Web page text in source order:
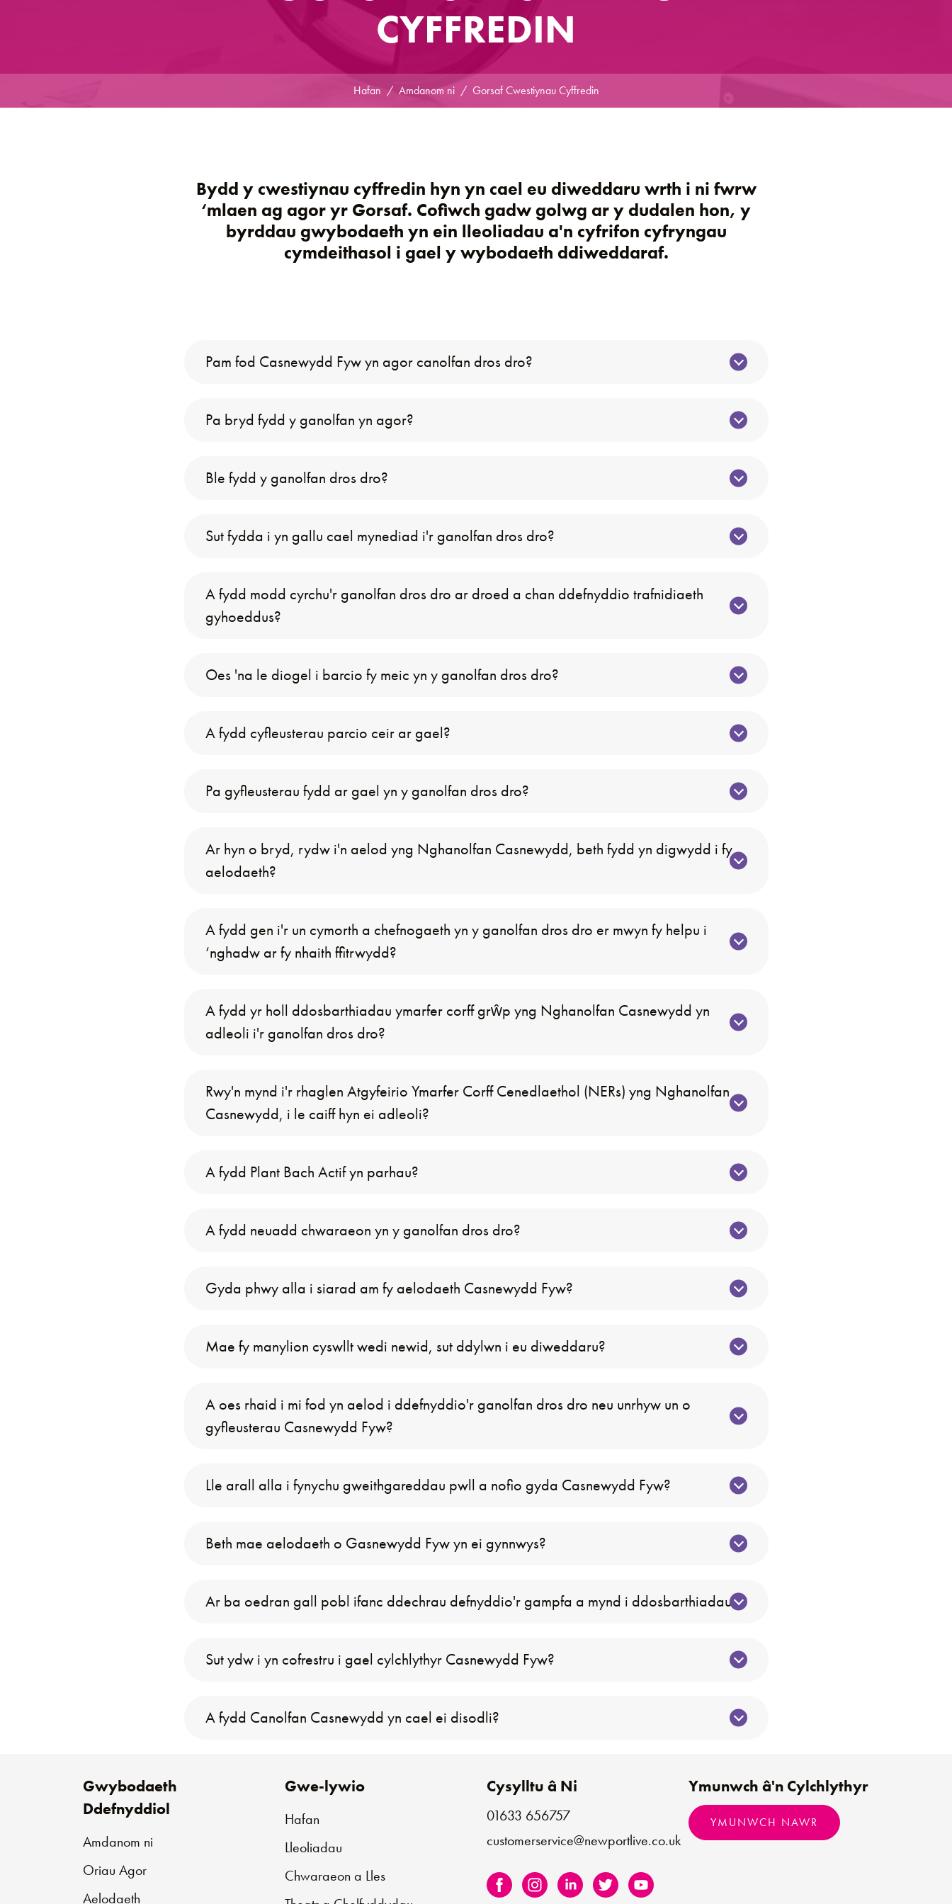
CYFFREDIN
Hafan Amdanom ni Gorsaf Cwestiynau Cyffredin
Bydd y cwestiynau cyffredin hyn yn cael eu diweddaru wrth i ni fwrw
‘mlaen ag agor yr Gorsaf. Cofiwch gadw golwg ar y dudalen hon, y
byrddau gwybodaeth yn ein lleoliadau a'n cyfrifon cyfryngau
cymdeithasol i gael y wybodaeth ddiweddaraf.
Pam fod Casnewydd Fyw yn agor canolfan dros dro?
Pa bryd fydd y ganolfan yn agor?
Ble fydd y ganolfan dros dro?
Sut fydda i yn gallu cael mynediad i'r ganolfan dros dro?
A fydd modd cyrchu'r ganolfan dros dro ar droed a chan ddefnyddio trafnidiaeth
gyhoeddus?
Oes 'na le diogel i barcio fy meic yn y ganolfan dros dro?
A fydd cyfleusterau parcio ceir ar gael?
Pa gyfleusterau fydd ar gael yn y ganolfan dros dro?
Ar hyn o bryd, rydw i'n aelod yng Nghanolfan Casnewydd, beth fydd yn digwydd i fy
aelodaeth?
A fydd gen i'r un cymorth a chefnogaeth yn y ganolfan dros dro er mwyn fy helpu i
‘nghadw ar fy nhaith ffitrwydd?
A fydd yr holl ddosbarthiadau ymarfer corff grŵp yng Nghanolfan Casnewydd yn
adleoli i'r ganolfan dros dro?
Rwy'n mynd i'r rhaglen Atgyfeirio Ymarfer Corff Cenedlaethol (NERs) yng Nghanolfan
Casnewydd, i le caiff hyn ei adleoli?
A fydd Plant Bach Actif yn parhau?
A fydd neuadd chwaraeon yn y ganolfan dros dro?
Gyda phwy alla i siarad am fy aelodaeth Casnewydd Fyw?
Mae fy manylion cyswllt wedi newid, sut ddylwn i eu diweddaru?
A oes rhaid i mi fod yn aelod i ddefnyddio'r ganolfan dros dro neu unrhyw un o
gyfleusterau Casnewydd Fyw?
Lle arall alla i fynychu gweithgareddau pwll a nofio gyda Casnewydd Fyw?
Beth mae aelodaeth o Gasnewydd Fyw yn ei gynnwys?
Ar ba oedran gall pobl ifanc ddechrau defnyddio'r gampfa a mynd i ddosbarthiadau?
Sut ydw i yn cofrestru i gael cylchlythyr Casnewydd Fyw?
A fydd Canolfan Casnewydd yn cael ei disodli?
Gwybodaeth
Ddefnyddiol
Amdanom ni
Oriau Agor
Aelodaeth
Gwe-lywio
Hafan
Lleoliadau
Chwaraeon a Lles
Cysylltu â Ni
01633 656757
customerservice@newportlive.co.uk
Ymunwch â'n Cylchlythyr
YMUNWCH NAWR